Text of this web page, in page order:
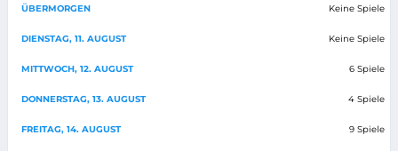
ÜBERMORGEN Keine Spiele
DIENSTAG, 11. AUGUST Keine Spiele
MITTWOCH, 12. AUGUST 6 Spiele
DONNERSTAG, 13. AUGUST 4 Spiele
FREITAG, 14. AUGUST 9 Spiele